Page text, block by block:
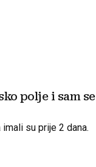
polje i sam se
su prije 2 dana.